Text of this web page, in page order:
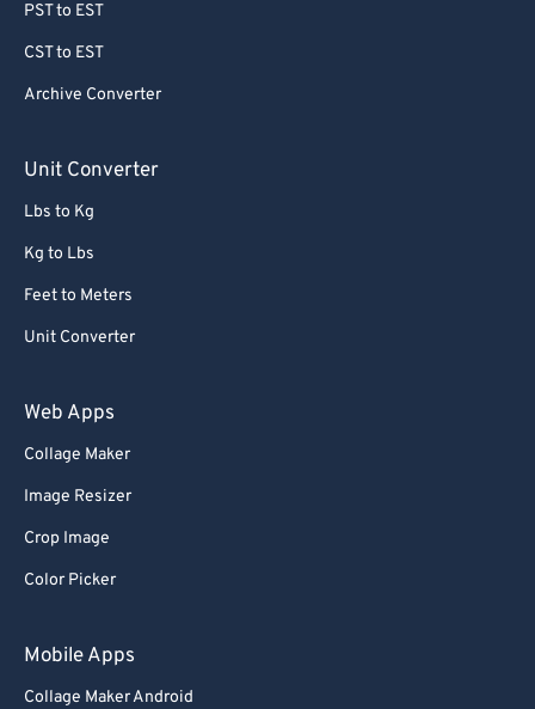
PST to EST
CST to EST
Archive Converter
Unit Converter
Lbs to Kg
Kg to Lbs
Feet to Meters
Unit Converter
Web Apps
Collage Maker
Image Resizer
Crop Image
Color Picker
Mobile Apps
Collage Maker Android